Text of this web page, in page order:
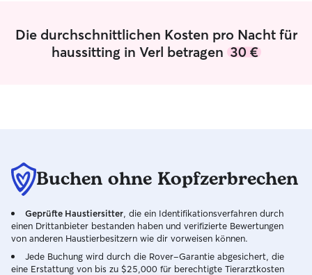
Die durchschnittlichen Kosten pro Nacht für
haussitting in Verl betragen 30 €
Buchen ohne Kopfzerbrechen
Geprüfte Haustiersitter , die ein Identifikationsverfahren durch
einen Drittanbieter bestanden haben und verifizierte Bewertungen
von anderen Haustierbesitzern wie dir vorweisen können.
Jede Buchung wird durch die Rover-Garantie abgesichert, die
eine Erstattung von bis zu $25,000 für berechtigte Tierarztkosten